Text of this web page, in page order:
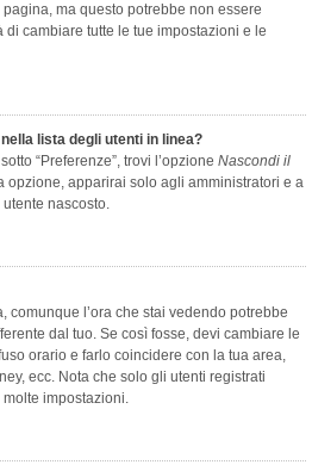
ma questo potrebbe non essere
di cambiare tutte le tue impostazioni e le
lista degli utenti in linea?
“Preferenze”, trovi l’opzione Nascondi il
opzione, apparirai solo agli amministratori e a
nascosto.
comunque l’ora che stai vedendo potrebbe
dal tuo. Se così fosse, devi cambiare le
orario e farlo coincidere con la tua area,
ecc. Nota che solo gli utenti registrati
impostazioni.